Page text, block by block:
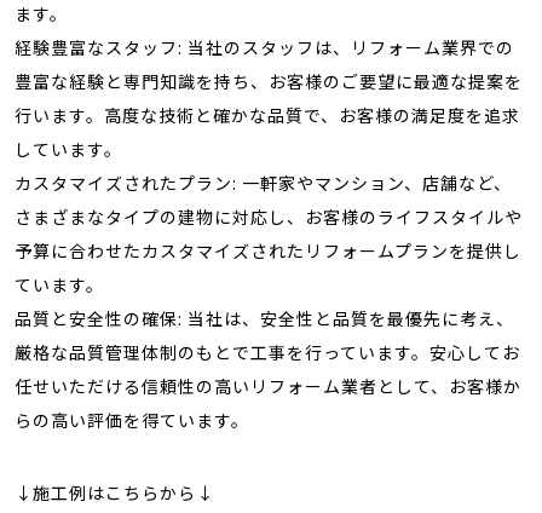
ます。
経験豊富なスタッフ: 当社のスタッフは、リフォーム業界での
豊富な経験と専門知識を持ち、お客様のご要望に最適な提案を
行います。高度な技術と確かな品質で、お客様の満足度を追求
しています。
カスタマイズされたプラン: 一軒家やマンション、店舗など、
さまざまなタイプの建物に対応し、お客様のライフスタイルや
予算に合わせたカスタマイズされたリフォームプランを提供し
ています。
品質と安全性の確保: 当社は、安全性と品質を最優先に考え、
厳格な品質管理体制のもとで工事を行っています。安心してお
任せいただける信頼性の高いリフォーム業者として、お客様か
らの高い評価を得ています。
↓施工例はこちらから↓